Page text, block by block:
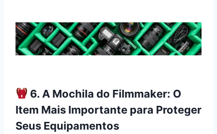
6. A Mochila do Filmmaker: O
Item Mais Importante para Proteger
Seus Equipamentos